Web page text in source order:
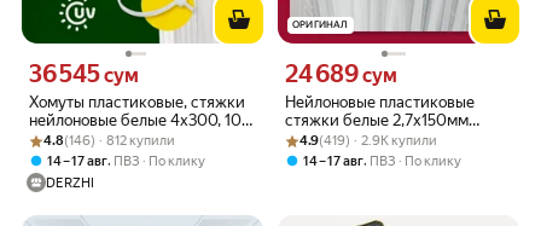
Хомуты пластиковые, стяжки
нейлоновые белые 4х300, 100
шт DERZHI
Цена 36545 сум вместо
36 545сум
Рейтинг товара: 4.8 из 5
Оценок: (146) · 812 купили
4.8(146) · 812 купили
14 – 17 авг, ПВЗ
По клику
DERZHI
ОРИГИНАЛ
Нейлоновые пластиковые
стяжки белые 2,7х150мм
MR4902
Цена 24689 сум вместо
24 689сум
Рейтинг товара: 4.9 из 5
Оценок: (419) · 2.9K купили
4.9(419) · 2.9K купили
14 – 17 авг, ПВЗ По клику